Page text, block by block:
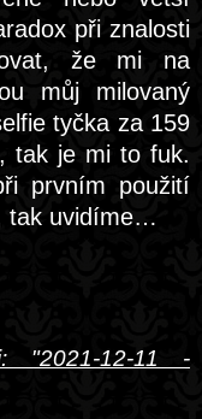
při znalosti
že mi na
můj milovaný
tyčka za 159
tak je mi to fuk.
prvním použití
tak uvidíme…
"2021-12-11 -